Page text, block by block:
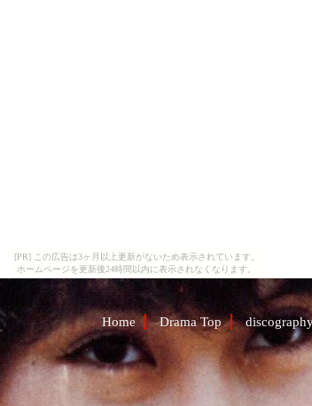
[PR] この広告は3ヶ月以上更新がないため表示されています。
ホームページを更新後24時間以内に表示されなくなります。
Home Drama Top